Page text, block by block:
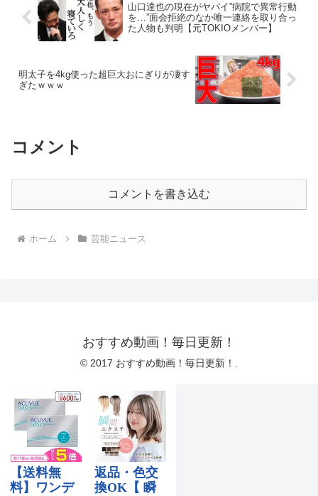
山口達也の現在がヤバイ”病院で異常行動
を…”面会拒絶のなか唯一連絡を取り合っ
た人物も判明【元TOKIOメンバー】
明太子を4kg使った超巨大おにぎりが凄す
ぎたｗｗｗ
コメント
コメントを書き込む
ホーム 芸能ニュース
おすすめ動画！毎日更新！
© 2017 おすすめ動画！毎日更新！.